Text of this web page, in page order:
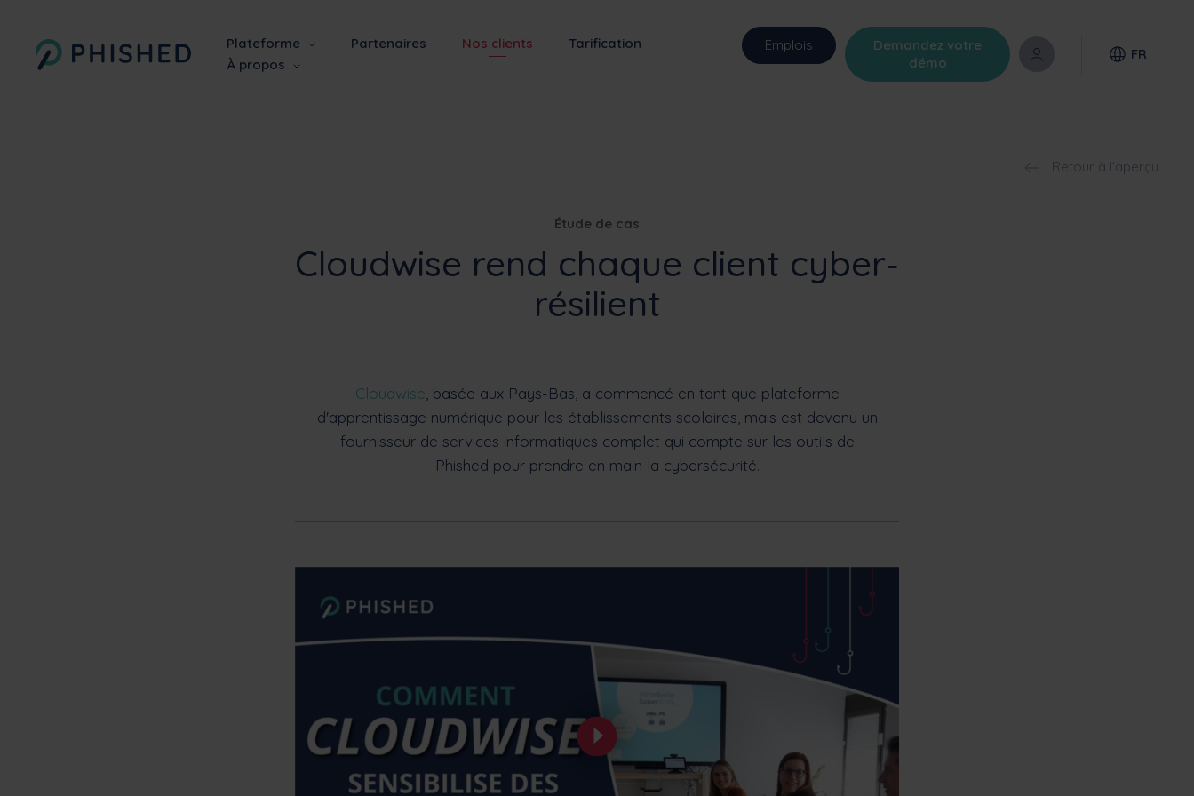
Plateforme Partenaires Nos clients
Tarification
À propos
Emplois
Demandez votre
démo
FR
Retour à l'aperçu
Étude de cas
Cloudwise rend chaque client cyber-
résilient
Cloudwise , basée aux Pays-Bas, a commencé en tant que plateforme
d'apprentissage numérique pour les établissements scolaires, mais est devenu un
fournisseur de services informatiques complet qui compte sur les outils de
Phished pour prendre en main la cybersécurité.